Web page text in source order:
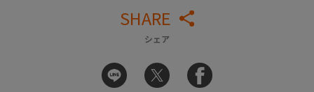
SHARE
シェア